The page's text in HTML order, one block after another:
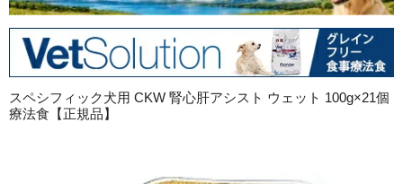
スペシフィック犬用 CKW 腎心肝アシスト ウェット 100g×21個
療法食【正規品】